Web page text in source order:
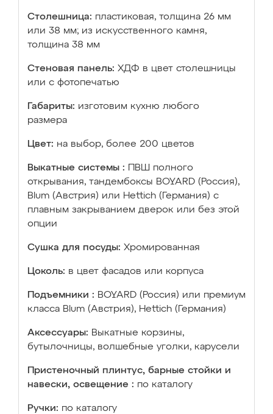
Столешница: пластиковая, толщина 26 мм
или 38 мм; из искусственного камня,
толщина 38 мм
Стеновая панель: ХДФ в цвет столешницы
или с фотопечатью
Габариты: изготовим кухню любого
размера
Цвет: на выбор, более 200 цветов
Выкатные системы :
ПВШ полного
открывания, тандембоксы BOYARD (Россия),
Blum (Австрия) или Hettich (Германия) с
плавным закрыванием дверок или без этой
опции
Сушка для посуды: Хромированная
Цоколь: в цвет фасадов или корпуса
Подъемники : BOYARD (Россия) или премиум
класса Blum (Австрия), Hettich (Германия)
Аксессуары: Выкатные корзины,
бутылочницы, волшебные уголки, карусели
Пристеночный плинтус, барные стойки и
навески, освещение : по каталогу
Ручки: по каталогу